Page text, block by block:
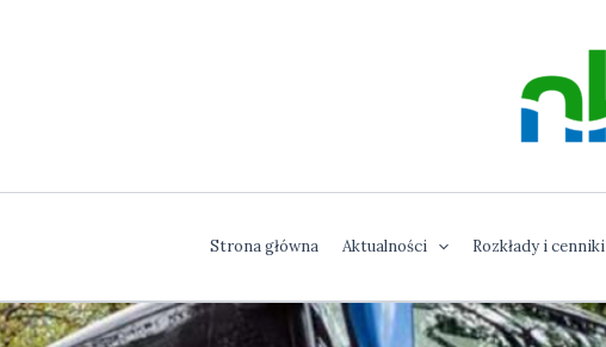
Strona główna Aktualności Rozkłady i cenniki